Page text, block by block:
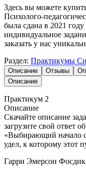
Здесь вы можете
Психолого-
была сдана в 2021
индивидуальное
заказать у нас
Раздел: Практикумы
Описание Отзывы
Описание
Практикум 2
Описание
Скачайте описание
загрузите свой ответ
«Выбирающий начало
удел, к которому этот
Гарри Эмерсон Фосдик